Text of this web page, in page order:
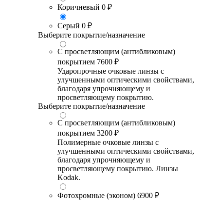
Коричневый 0 ₽
Серый 0 ₽
Выберите покрытие/назначение
С просветляющим (антибликовым)
покрытием 7600 ₽
Ударопрочные очковые линзы с
улучшенными оптическими свойствами,
благодаря упрочняющему и
просветляющему покрытию.
Выберите покрытие/назначение
С просветляющим (антибликовым)
покрытием 3200 ₽
Полимерные очковые линзы с
улучшенными оптическими свойствами,
благодаря упрочняющему и
просветляющему покрытию. Линзы
Kodak.
Фотохромные (эконом) 6900 ₽